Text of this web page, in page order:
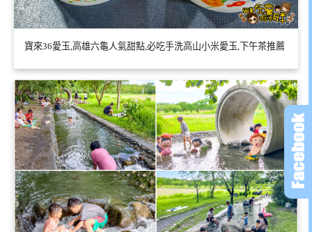
寶來36愛玉,高雄六龜人氣甜點,必吃手洗高山小米愛玉,下午茶推薦